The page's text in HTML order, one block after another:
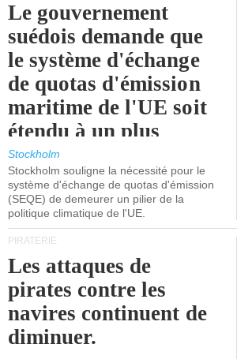
Le gouvernement
suédois demande que
le système d'échange
de quotas d'émission
maritime de l'UE soit
étendu à un plus
grand nombre de
navires.
Stockholm
Stockholm souligne la nécessité pour le
système d'échange de quotas d'émission
(SEQE) de demeurer un pilier de la
politique climatique de l'UE.
PIRATERIE
Les attaques de
pirates contre les
navires continuent de
diminuer.